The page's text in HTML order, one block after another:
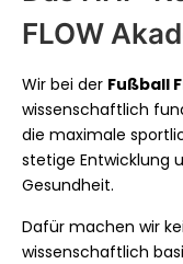
FLOW
Wir bei der Fußball
wissenschaftlich
die maximale
stetige Entwicklung
Gesundheit.
Dafür machen wir
wissenschaftlich